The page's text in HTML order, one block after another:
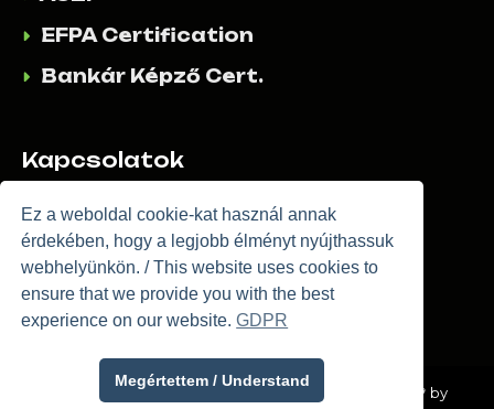
EFPA Certification
Bankár Képző Cert.
Kapcsolatok
E: Info@allthemillions.com
K: Kapcsolatfelvétel
Copyright © 2026 by allthemillions.com | Made with 💚 by
Ez a weboldal cookie-kat használ annak
érdekében, hogy a legjobb élményt nyújthassuk
webhelyünkön. / This website uses cookies to
ensure that we provide you with the best
experience on our website.GDPR
Megértettem / Understand